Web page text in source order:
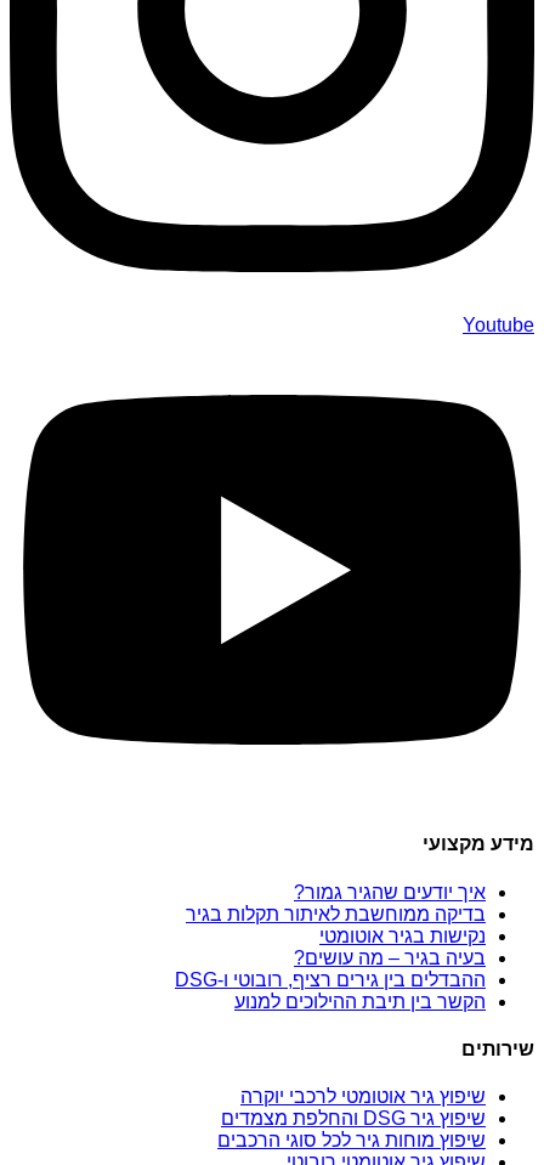
Youtube
מידע מקצועי
איך יודעים שהגיר גמור?
בדיקה ממוחשבת לאיתור תקלות בגיר
נקישות בגיר אוטומטי
בעיה בגיר – מה עושים?
ההבדלים בין גירים רציף, רובוטי ו-DSG
הקשר בין תיבת ההילוכים למנוע
שירותים
שיפוץ גיר אוטומטי לרכבי יוקרה
שיפוץ גיר DSG והחלפת מצמדים
שיפוץ מוחות גיר לכל סוגי הרכבים